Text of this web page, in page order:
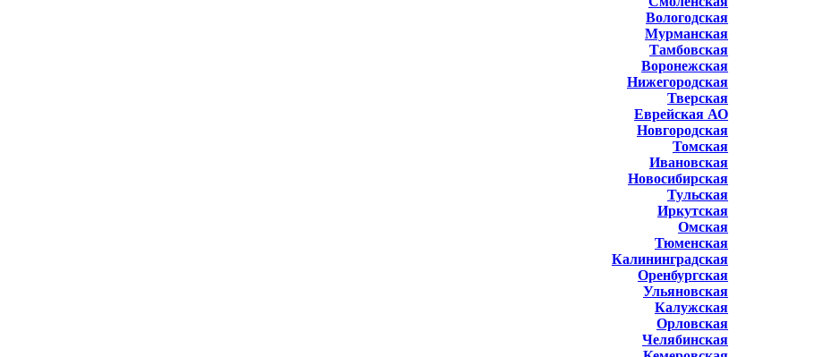
Вологодская
Мурманская
Тамбовская
Воронежская
Нижегородская
Тверская
Еврейская АО
Новгородская
Томская
Ивановская
Новосибирская
Тульская
Иркутская
Омская
Тюменская
Калининградская
Оренбургская
Ульяновская
Калужская
Орловская
Челябинская